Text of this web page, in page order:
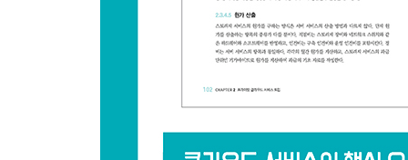
CHAPTER 3 클라우드 서비스 구축
3.1 오픈스택 기반 클라우드 플랫폼 설계
3.1.1 클라우드 플랫폼이란?
3.1.2.1 클라우드 플랫폼의 종류
3.1.2.3 유지 운영 및 기술 지원